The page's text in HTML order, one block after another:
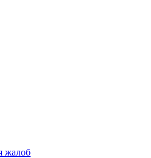
жалоб